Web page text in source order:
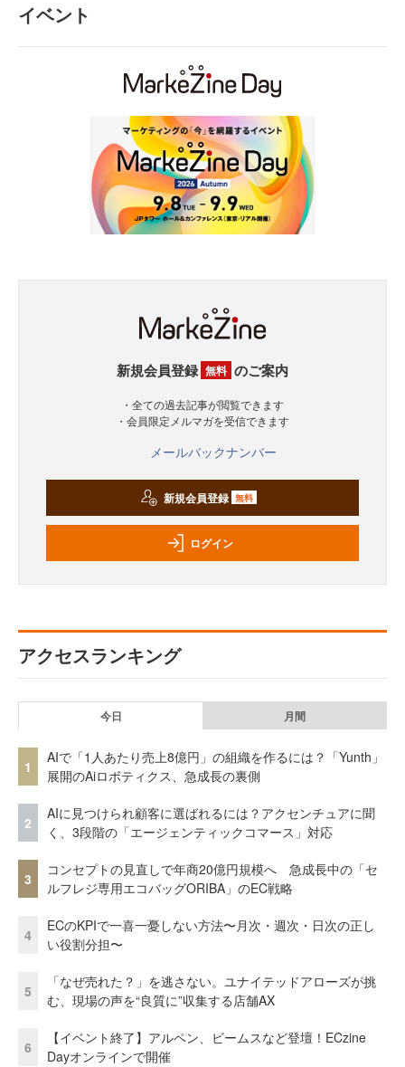
イベント
新規会員登録 無料 のご案内
・全ての過去記事が閲覧できます
・会員限定メルマガを受信できます
メールバックナンバー
新規会員登録 無料
ログイン
アクセスランキング
今日 月間
1
AIで「1人あたり売上8億円」の組織を作るには？「Yunth」
展開のAiロボティクス、急成長の裏側
2
AIに見つけられ顧客に選ばれるには？アクセンチュアに聞
く、3段階の「エージェンティックコマース」対応
3
コンセプトの見直しで年商20億円規模へ 急成長中の「セ
ルフレジ専用エコバッグORIBA」のEC戦略
4
ECのKPIで一喜一憂しない方法〜月次・週次・日次の正し
い役割分担〜
5
「なぜ売れた？」を逃さない。ユナイテッドアローズが挑
む、現場の声を“良質に”収集する店舗AX
6
【イベント終了】アルペン、ビームスなど登壇！ECzine
Dayオンラインで開催